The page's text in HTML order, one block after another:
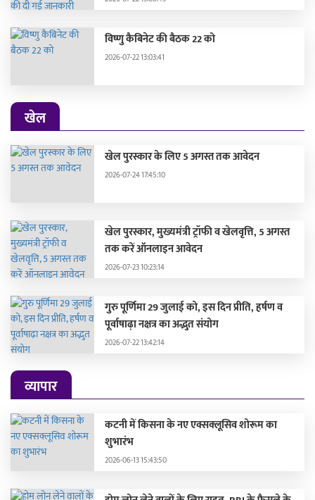
विष्णु कैबिनेट की बैठक 22 को
2026-07-22 13:03:41
खेल
खेल पुरस्कार के लिए 5 अगस्त तक आवेदन
2026-07-24 17:45:10
खेल पुरस्कार, मुख्यमंत्री ट्रॉफी व खेलवृत्ति, 5 अगस्त
तक करें ऑनलाइन आवेदन
2026-07-23 10:23:14
गुरु पूर्णिमा 29 जुलाई को, इस दिन प्रीति, हर्षण व
पूर्वाषाढ़ा नक्षत्र का अद्भुत संयोग
2026-07-22 13:42:14
व्यापार
कटनी में किसना के नए एक्सक्लूसिव शोरूम का
शुभारंभ
2026-06-13 15:43:50